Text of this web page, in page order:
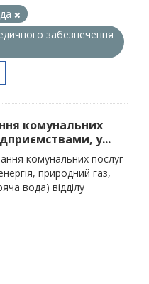
забезпечення
комунальних
у...
комунальних послуг
природний газ,
вода) відділу